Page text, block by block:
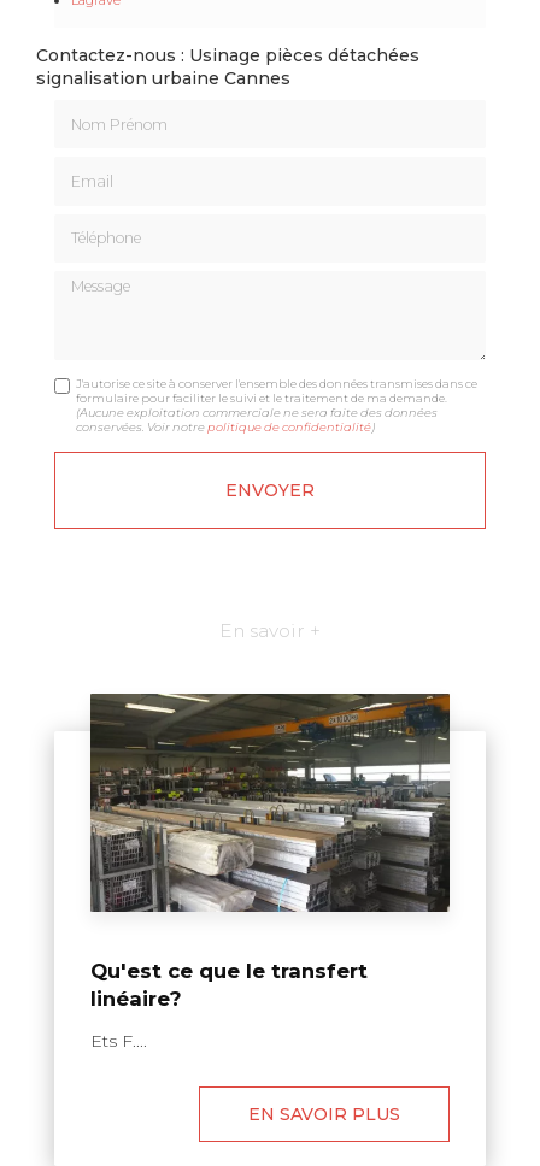
Contactez-nous : Usinage pièces détachées
signalisation urbaine Cannes
Message
J'autorise ce site à conserver l'ensemble des données transmises dans ce
formulaire pour faciliter le suivi et le traitement de ma demande.
(Aucune exploitation commerciale ne sera faite des données
conservées. Voir notrepolitique de confidentialité)
En savoir +
Qu'est ce que le transfert
linéaire?
Ets F....
EN SAVOIR PLUS